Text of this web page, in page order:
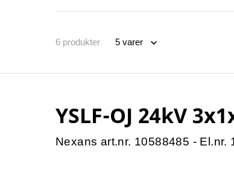
6 produkter
YSLF-OJ 24kV
Nexans art.nr. 10588485 - El.nr.